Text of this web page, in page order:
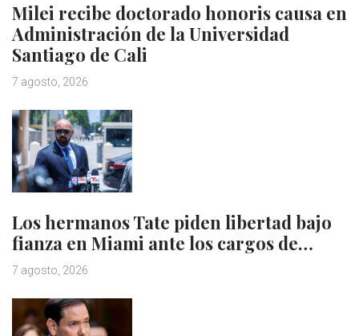
Milei recibe doctorado honoris causa en
Administración de la Universidad
Santiago de Cali
7 agosto, 2026
Los hermanos Tate piden libertad bajo
fianza en Miami ante los cargos de…
7 agosto, 2026